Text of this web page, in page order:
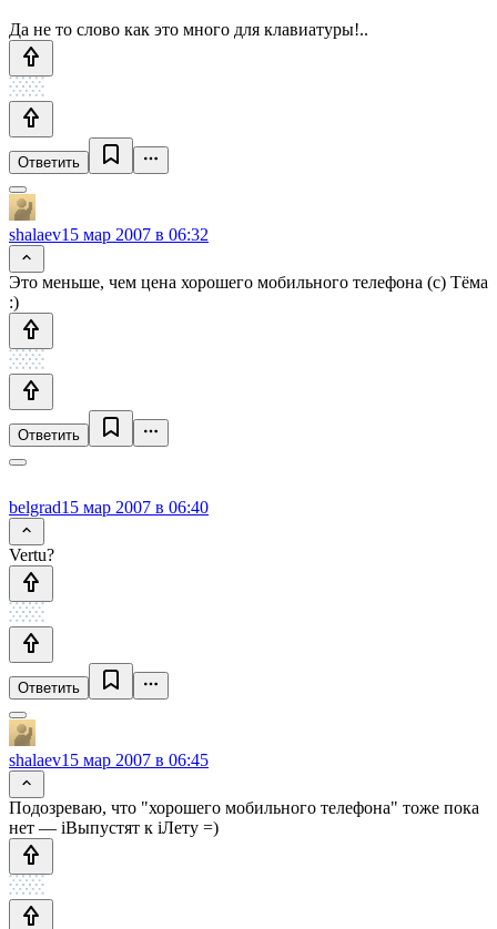
Да не то слово как это много для клавиатуры!..
Ответить
shalaev15 мар 2007 в 06:32
Это меньше, чем цена хорошего мобильного телефона (c) Тёма
:)
Ответить
belgrad15 мар 2007 в 06:40
Vertu?
Ответить
shalaev15 мар 2007 в 06:45
Подозреваю, что "хорошего мобильного телефона" тоже пока
нет — iВыпустят к iЛету =)